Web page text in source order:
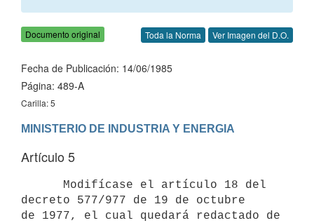
Documento original Toda la Norma Ver Imagen del D.O.
Fecha de Publicación: 14/06/1985
Página: 489-A
Carilla: 5
MINISTERIO DE INDUSTRIA Y ENERGIA
Artículo 5
decreto 577/977 de 19 de octubre
de 1977, el cual quedará redactado de